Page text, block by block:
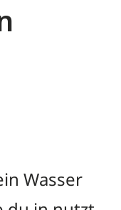
Wasser